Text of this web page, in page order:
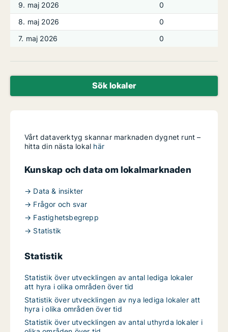
9. maj 2026
0
8. maj 2026
0
7. maj 2026
0
Sök lokaler
Vårt dataverktyg skannar marknaden dygnet runt –
hitta din nästa lokal här
Kunskap och data om lokalmarknaden
→ Data & insikter
→ Frågor och svar
→ Fastighetsbegrepp
→ Statistik
Statistik
Statistik över utvecklingen av antal lediga lokaler
att hyra i olika områden över tid
Statistik över utvecklingen av nya lediga lokaler att
hyra i olika områden över tid
Statistik över utvecklingen av antal uthyrda lokaler i